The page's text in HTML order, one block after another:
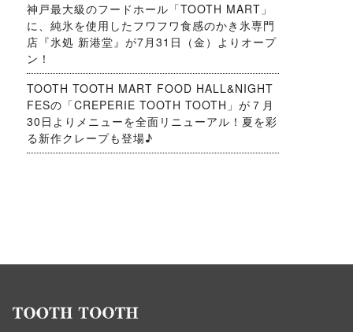
神戸最大級のフードホール「TOOTH MART」
に、純氷を使用したフワフワ食感のかき氷専門
店『氷処 新港堂』が7月31日（金）よりオープ
ン！
TOOTH TOOTH MART FOOD HALL&NIGHT
FESの「CREPERIE TOOTH TOOTH」が７月
30日よりメニューを全面リニューアル！夏を彩
る新作クレープも登場♪